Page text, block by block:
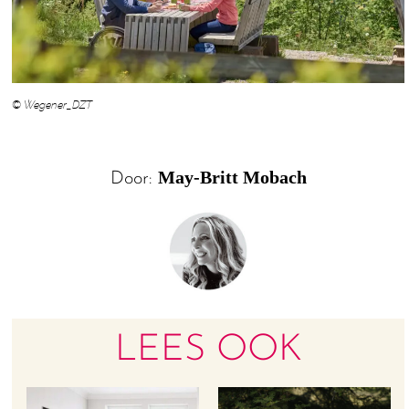
© Wegener_DZT
Door: May-Britt Mobach
LEES OOK